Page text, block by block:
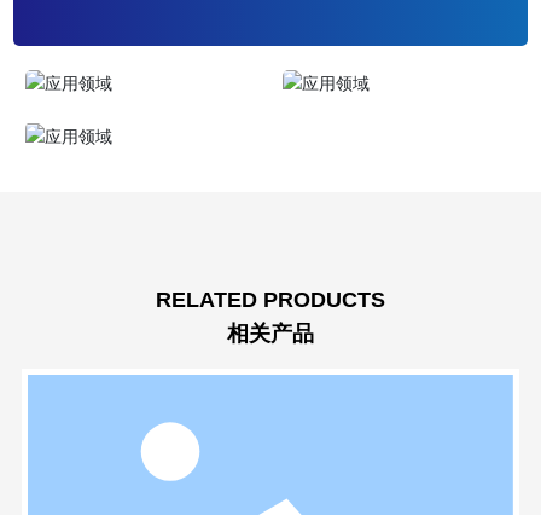
RELATED PRODUCTS
相关产品